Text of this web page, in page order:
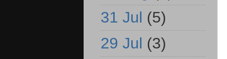
31 Jul (5)
29 Jul (3)